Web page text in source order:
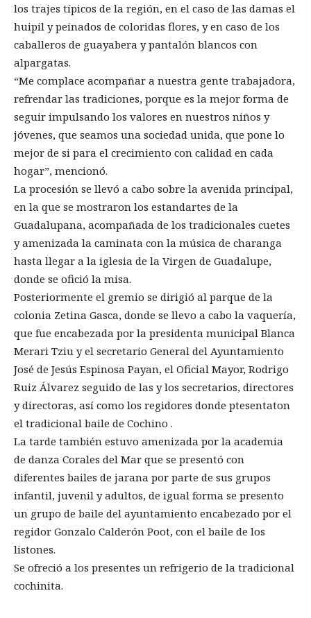
los trajes típicos de la región, en el caso de las damas el
huipil y peinados de coloridas flores, y en caso de los
caballeros de guayabera y pantalón blancos con
alpargatas.
“Me complace acompañar a nuestra gente trabajadora,
refrendar las tradiciones, porque es la mejor forma de
seguir impulsando los valores en nuestros niños y
jóvenes, que seamos una sociedad unida, que pone lo
mejor de si para el crecimiento con calidad en cada
hogar”, mencionó.
La procesión se llevó a cabo sobre la avenida principal,
en la que se mostraron los estandartes de la
Guadalupana, acompañada de los tradicionales cuetes
y amenizada la caminata con la música de charanga
hasta llegar a la iglesia de la Virgen de Guadalupe,
donde se ofició la misa.
Posteriormente el gremio se dirigió al parque de la
colonia Zetina Gasca, donde se llevo a cabo la vaquería,
que fue encabezada por la presidenta municipal Blanca
Merari Tziu y el secretario General del Ayuntamiento
José de Jesús Espinosa Payan, el Oficial Mayor, Rodrigo
Ruiz Álvarez seguido de las y los secretarios, directores
y directoras, así como los regidores donde ptesentaton
el tradicional baile de Cochino .
La tarde también estuvo amenizada por la academia
de danza Corales del Mar que se presentó con
diferentes bailes de jarana por parte de sus grupos
infantil, juvenil y adultos, de igual forma se presento
un grupo de baile del ayuntamiento encabezado por el
regidor Gonzalo Calderón Poot, con el baile de los
listones.
Se ofreció a los presentes un refrigerio de la tradicional
cochinita.